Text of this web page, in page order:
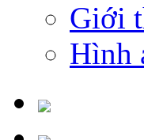
Giới
Hình